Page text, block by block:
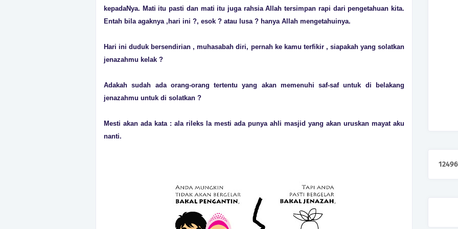
kepadaNya. Mati itu pasti dan mati itu juga rahsia Allah tersimpan rapi dari pengetahuan kita.
Entah bila agaknya ,hari ini ?, esok ? atau lusa ? hanya Allah mengetahuinya.
Hari ini duduk bersendirian , muhasabah diri, pernah ke kamu terfikir , siapakah yang solatkan
jenazahmu kelak ?
Adakah sudah ada orang-orang tertentu yang akan memenuhi saf-saf untuk di belakang
jenazahmu untuk di solatkan ?
Mesti akan ada kata : ala rileks la mesti ada punya ahli masjid yang akan uruskan mayat aku
nanti.
12496